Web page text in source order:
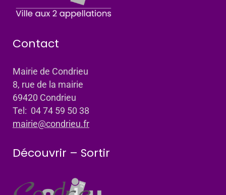
Contact
Mairie de Condrieu
8, rue de la mairie
69420 Condrieu
Tel: 04 74 59 50 38
mairie@condrieu.fr
Découvrir – Sortir